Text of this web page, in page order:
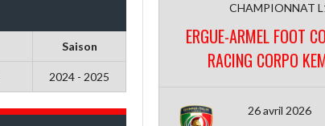
Saison
2024 - 2025
CHAMPIONNAT
ERGUE-ARMEL FOOT
RACING CORPO
26 avril 2026